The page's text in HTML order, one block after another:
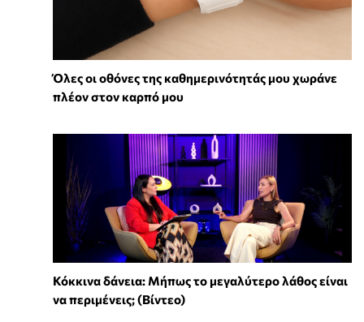
Όλες οι οθόνες της καθημερινότητάς μου χωράνε
πλέον στον καρπό μου
Κόκκινα δάνεια: Μήπως το μεγαλύτερο λάθος είναι
να περιμένεις; (Βίντεο)